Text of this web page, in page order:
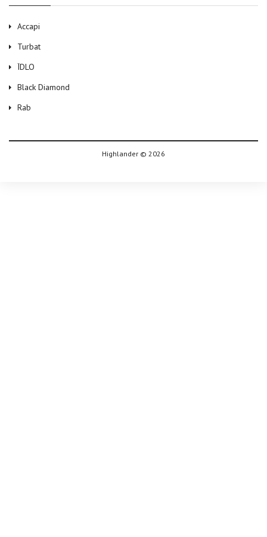
Accapi
Turbat
ЇDLO
Black Diamond
Rab
Highlander © 2026